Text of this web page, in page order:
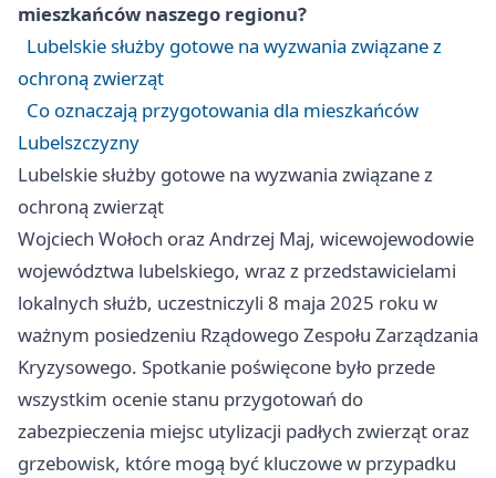
mieszkańców naszego regionu?
Lubelskie służby gotowe na wyzwania związane z
ochroną zwierząt
Co oznaczają przygotowania dla mieszkańców
Lubelszczyzny
Lubelskie służby gotowe na wyzwania związane z
ochroną zwierząt
Wojciech Wołoch oraz Andrzej Maj, wicewojewodowie
województwa lubelskiego, wraz z przedstawicielami
lokalnych służb, uczestniczyli 8 maja 2025 roku w
ważnym posiedzeniu Rządowego Zespołu Zarządzania
Kryzysowego. Spotkanie poświęcone było przede
wszystkim ocenie stanu przygotowań do
zabezpieczenia miejsc utylizacji padłych zwierząt oraz
grzebowisk, które mogą być kluczowe w przypadku